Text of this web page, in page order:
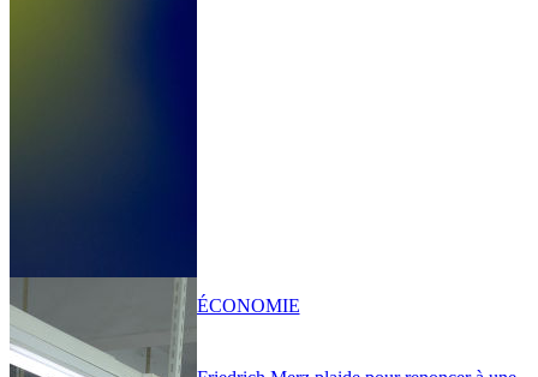
ÉCONOMIE